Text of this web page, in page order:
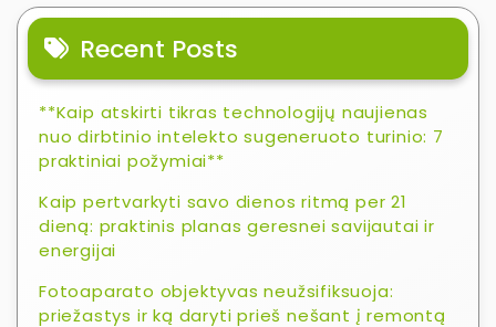
Recent Posts
**Kaip atskirti tikras technologijų naujienas
nuo dirbtinio intelekto sugeneruoto turinio: 7
praktiniai požymiai**
Kaip pertvarkyti savo dienos ritmą per 21
dieną: praktinis planas geresnei savijautai ir
energijai
Fotoaparato objektyvas neužsifiksuoja:
priežastys ir ką daryti prieš nešant į remontą